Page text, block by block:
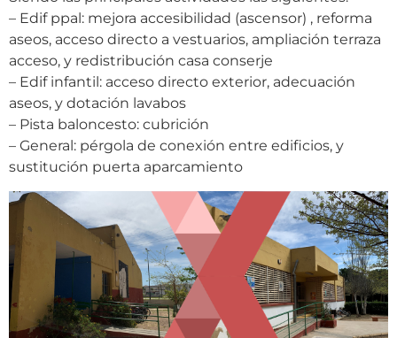
– Edif ppal: mejora accesibilidad (ascensor) , reforma
aseos, acceso directo a vestuarios, ampliación terraza
acceso, y redistribución casa conserje
– Edif infantil: acceso directo exterior, adecuación
aseos, y dotación lavabos
– Pista baloncesto: cubrición
– General: pérgola de conexión entre edificios, y
sustitución puerta aparcamiento